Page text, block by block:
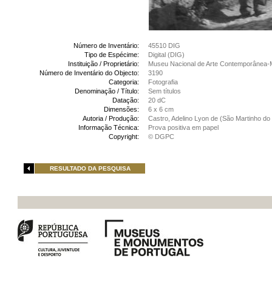
Número de Inventário:
45510 DIG
Tipo de Espécime:
Digital (DIG)
Instituição / Proprietário:
Museu Nacional de Arte Contemporânea-
Número de Inventário do Objecto:
3190
Categoria:
Fotografia
Denominação / Título:
Sem títulos
Datação:
20 dC
Dimensões:
6 x 6 cm
Autoria / Produção:
Castro, Adelino Lyon de (São Martinho
Informação Técnica:
Prova positiva em papel
Copyright:
© DGPC
RESULTADO DA PESQUISA